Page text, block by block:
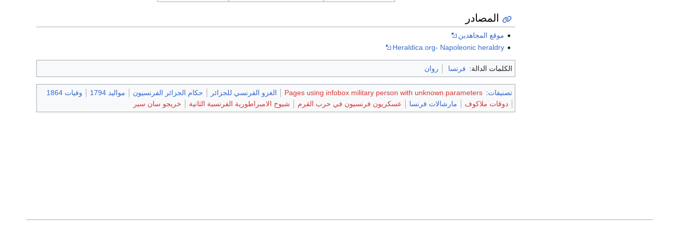
المصادر
موقع المجاهدين
Heraldica.org- Napoleonic heraldry
الكلمات الدالة: فرنسا روان
تصنيفات:
Pages using infobox military person with unknown parameters الغزو الفرنسي للجزائر حكام الجزائر الفرنسيون مواليد 1794
وفيات 1864
دوقات ملاكوف
مارشالات فرنسا عسكريون فرنسيون في حرب القرم شيوخ الامبراطورية الفرنسية الثانية خريجو سان سير